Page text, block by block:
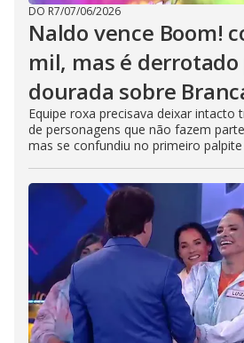
DO R7/07/06/2026
Naldo vence Boom!
mil, mas é
dourada sobre
Equipe roxa precisava deixar intacto
de personagens que não fazem
mas se confundiu no primeiro palpite